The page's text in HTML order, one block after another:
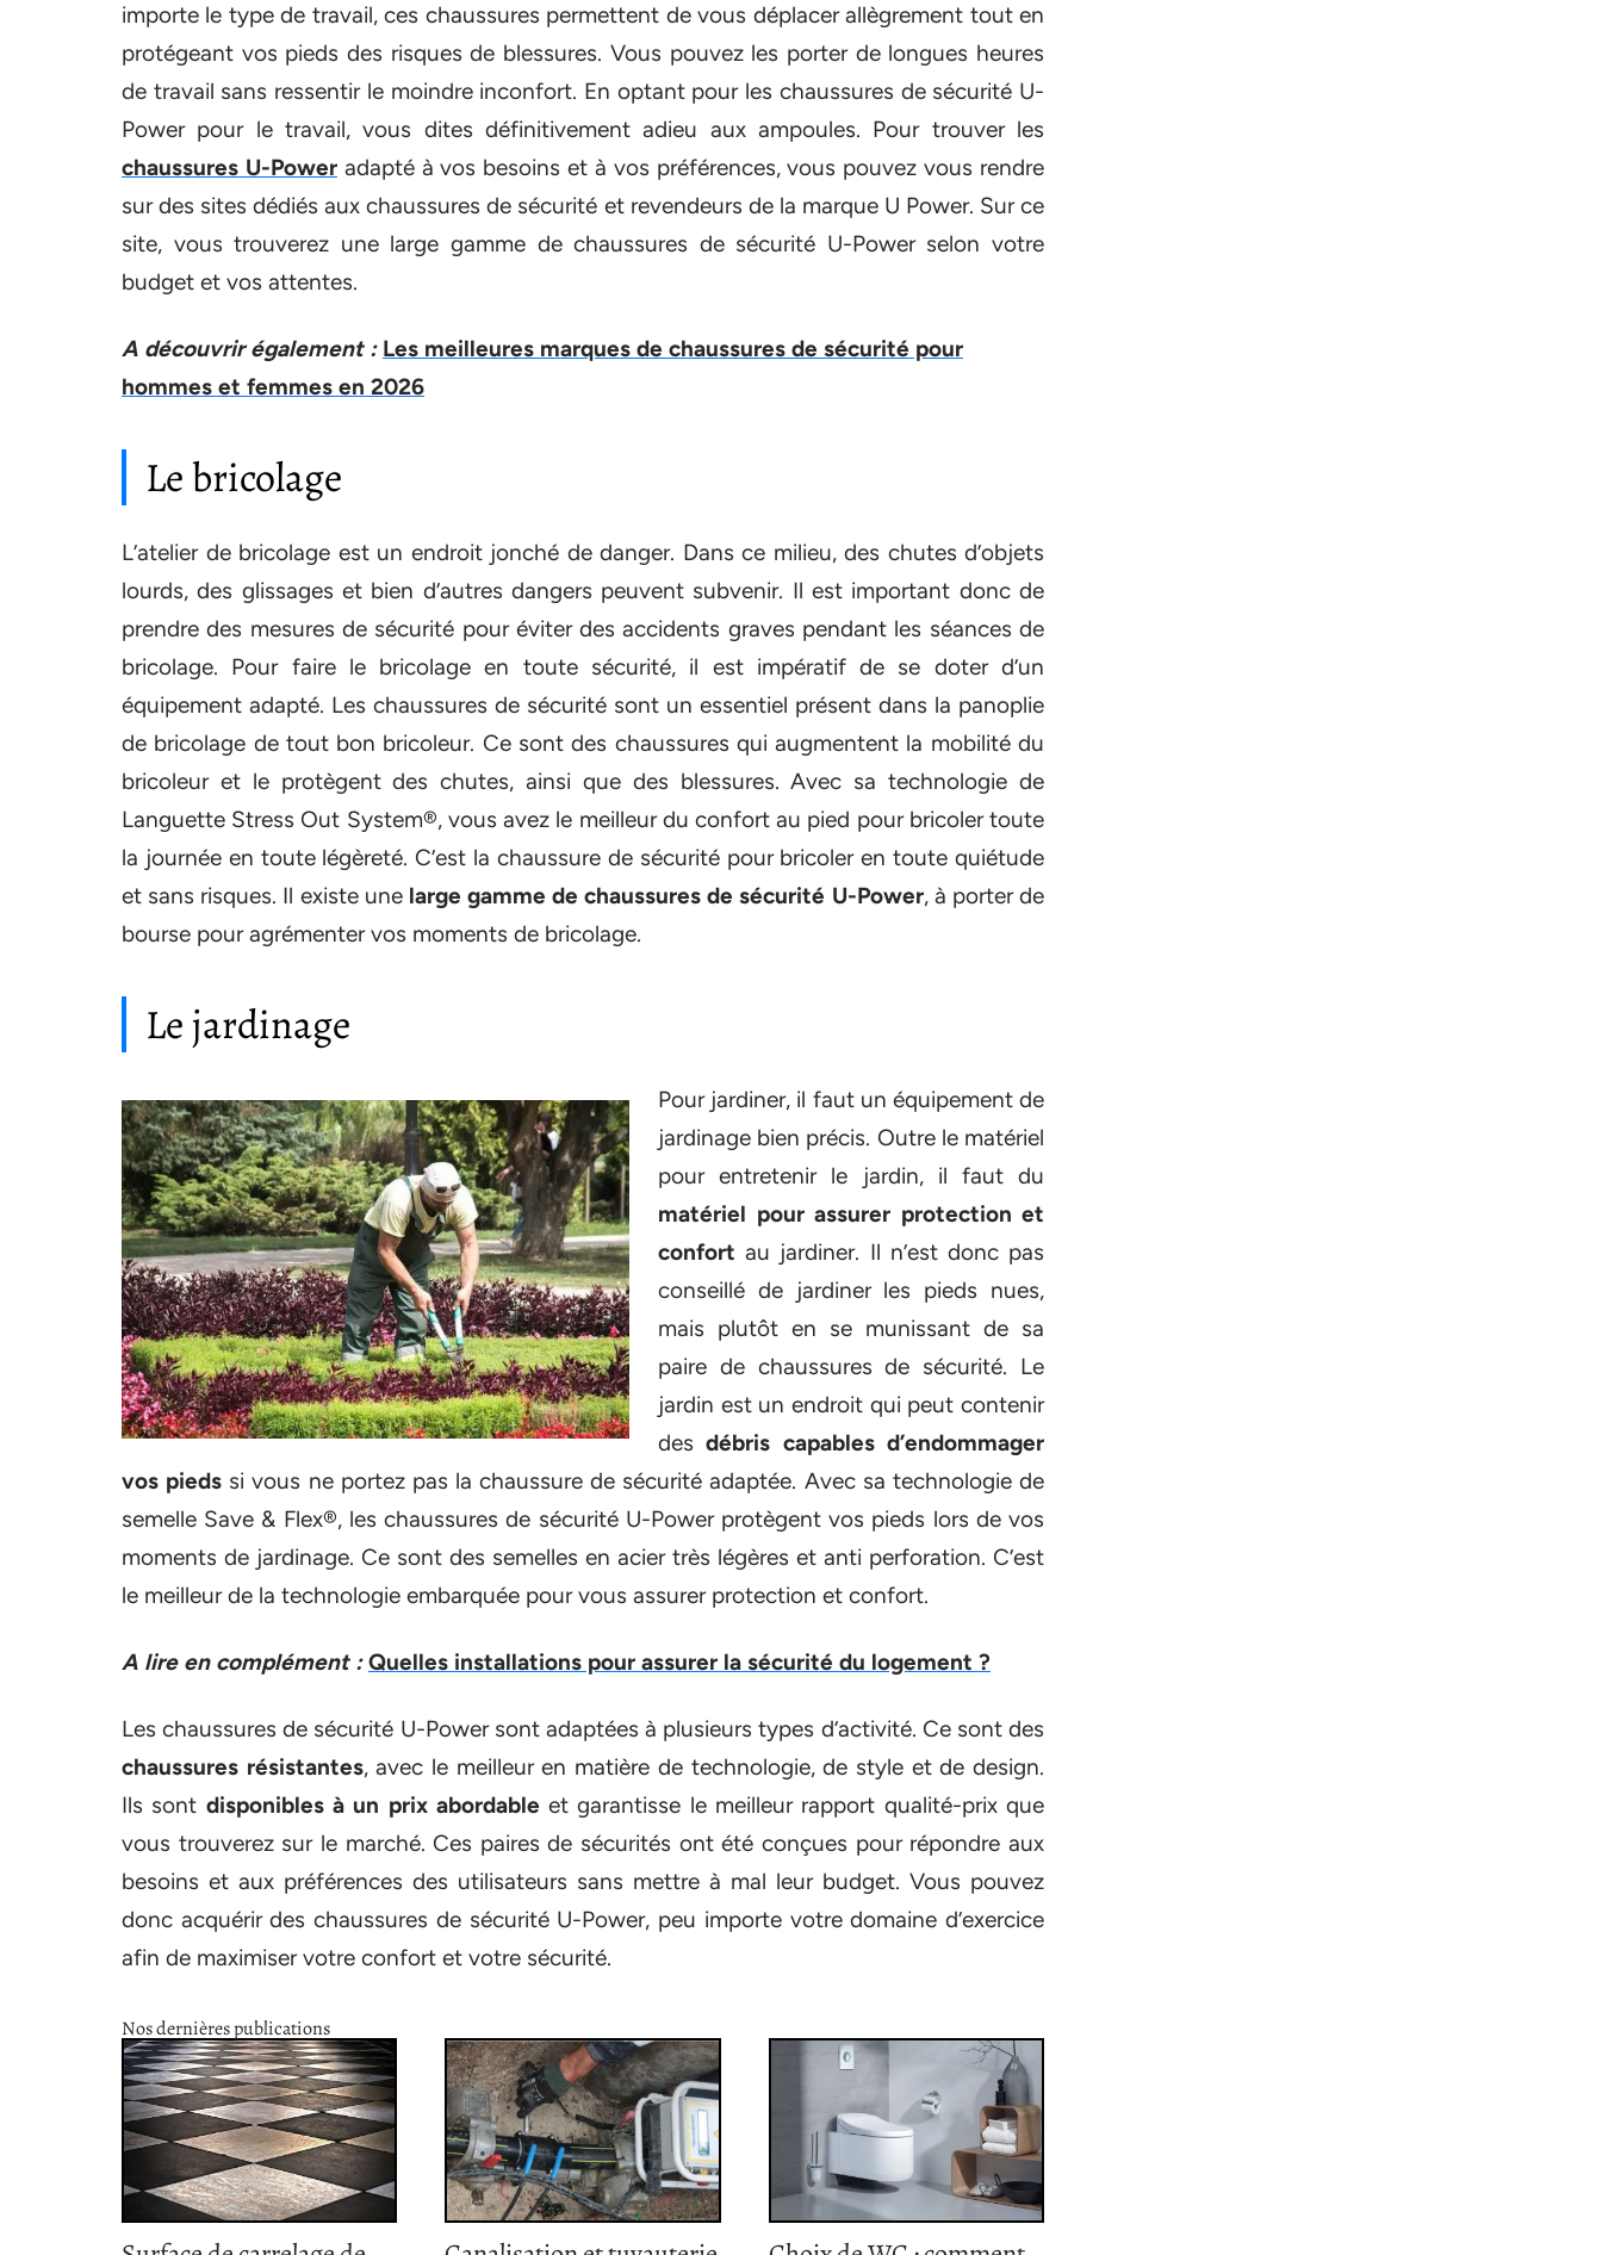
importe le type de travail, ces chaussures permettent de vous déplacer allègrement tout en
protégeant vos pieds des risques de blessures. Vous pouvez les porter de longues heures
de travail sans ressentir le moindre inconfort. En optant pour les chaussures de sécurité U-
Power pour le travail, vous dites définitivement adieu aux ampoules. Pour trouver les
chaussures U-Poweradapté à vos besoins et à vos préférences, vous pouvez vous rendre
sur des sites dédiés aux chaussures de sécurité et revendeurs de la marque U Power. Sur ce
site, vous trouverez une large gamme de chaussures de sécurité U-Power selon votre
budget et vos attentes.
A découvrir également : Les meilleures marques de chaussures de sécurité pour
hommes et femmes en 2026
Le bricolage
L’atelier de bricolage est un endroit jonché de danger. Dans ce milieu, des chutes d’objets
lourds, des glissages et bien d’autres dangers peuvent subvenir. Il est important donc de
prendre des mesures de sécurité pour éviter des accidents graves pendant les séances de
bricolage. Pour faire le bricolage en toute sécurité, il est impératif de se doter d’un
équipement adapté. Les chaussures de sécurité sont un essentiel présent dans la panoplie
de bricolage de tout bon bricoleur. Ce sont des chaussures qui augmentent la mobilité du
bricoleur et le protègent des chutes, ainsi que des blessures. Avec sa technologie de
Languette Stress Out System®, vous avez le meilleur du confort au pied pour bricoler toute
la journée en toute légèreté. C’est la chaussure de sécurité pour bricoler en toute quiétude
et sans risques. Il existe une large gamme de chaussures de sécurité U-Power, à porter de
bourse pour agrémenter vos moments de bricolage.
Le jardinage
Pour jardiner, il faut un équipement de
jardinage bien précis. Outre le matériel
pour entretenir le jardin, il faut du
matériel pour assurer protection et
confort au jardiner. Il n’est donc pas
conseillé de jardiner les pieds nues,
mais plutôt en se munissant de sa
paire de chaussures de sécurité. Le
jardin est un endroit qui peut contenir
desdébris capables d’endommager
vos pieds si vous ne portez pas la chaussure de sécurité adaptée. Avec sa technologie de
semelle Save & Flex®, les chaussures de sécurité U-Power protègent vos pieds lors de vos
moments de jardinage. Ce sont des semelles en acier très légères et anti perforation. C’est
le meilleur de la technologie embarquée pour vous assurer protection et confort.
A lire en complément : Quelles installations pour assurer la sécurité du logement ?
Les chaussures de sécurité U-Power sont adaptées à plusieurs types d’activité. Ce sont des
chaussures résistantes, avec le meilleur en matière de technologie, de style et de design.
Ils sont disponibles à un prix abordable et garantisse le meilleur rapport qualité-prix que
vous trouverez sur le marché. Ces paires de sécurités ont été conçues pour répondre aux
besoins et aux préférences des utilisateurs sans mettre à mal leur budget. Vous pouvez
donc acquérir des chaussures de sécurité U-Power, peu importe votre domaine d’exercice
afin de maximiser votre confort et votre sécurité.
Nos dernières publications